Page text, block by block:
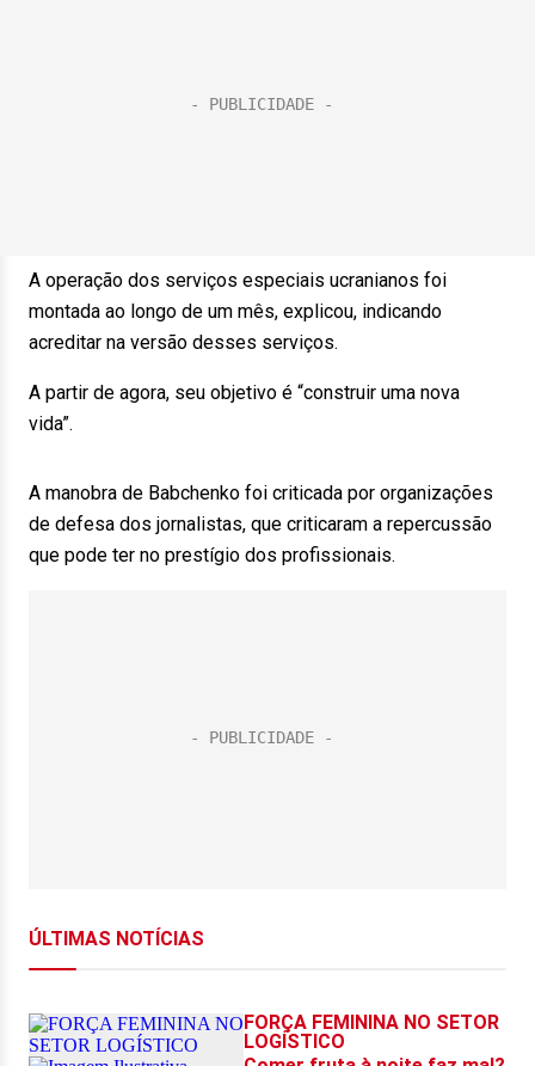
A operação dos serviços especiais ucranianos foi
montada ao longo de um mês, explicou, indicando
acreditar na versão desses serviços.
A partir de agora, seu objetivo é “construir uma nova
vida”.
A manobra de Babchenko foi criticada por organizações
de defesa dos jornalistas, que criticaram a repercussão
que pode ter no prestígio dos profissionais.